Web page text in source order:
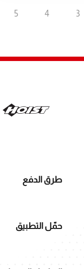
3
4
5
طرق الدفع
حمّل التطبيق